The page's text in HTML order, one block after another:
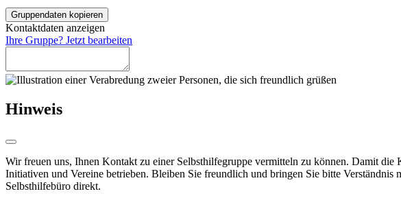
Gruppendaten kopieren
Kontaktdaten anzeigen
Ihre Gruppe? Jetzt bearbeiten
Hinweis
Wir freuen uns, Ihnen Kontakt zu einer Selbsthilfegruppe vermitteln zu können. Damit
Initiativen und Vereine betrieben. Bleiben Sie freundlich und bringen Sie bitte
Selbsthilfebüro direkt.